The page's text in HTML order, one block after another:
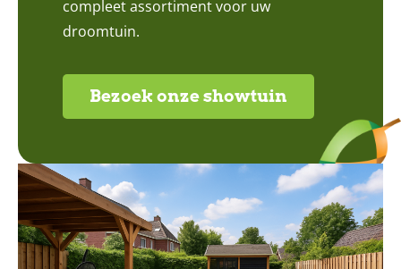
compleet assortiment voor uw
droomtuin.
Bezoek onze showtuin